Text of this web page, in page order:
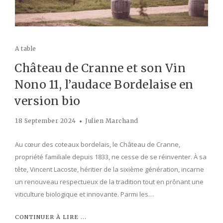
A table
Château de Cranne et son Vin
Nono 11, l’audace Bordelaise en
version bio
18 September 2024 Julien Marchand
Au cœur des coteaux bordelais, le Château de Cranne,
propriété familiale depuis 1833, ne cesse de se réinventer. À sa
tête, Vincent Lacoste, héritier de la sixième génération, incarne
un renouveau respectueux de la tradition tout en prônant une
viticulture biologique et innovante. Parmi les…
CONTINUER À LIRE ...